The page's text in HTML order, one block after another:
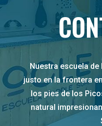
Nuestra escuela
justo en la frontera
los pies de los
natural